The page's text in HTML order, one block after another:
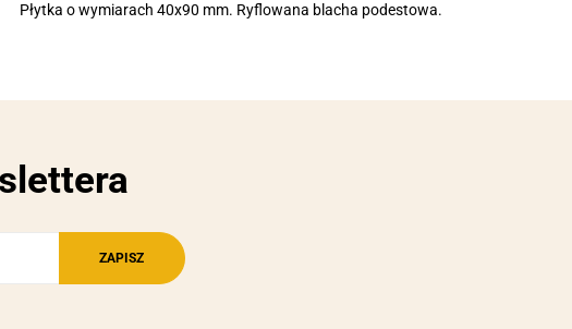
Płytka o wymiarach 40x90 mm. Ryflowana blacha podestowa.